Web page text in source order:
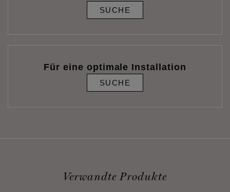
SUCHE
Für eine optimale Installation
SUCHE
Verwandte Produkte